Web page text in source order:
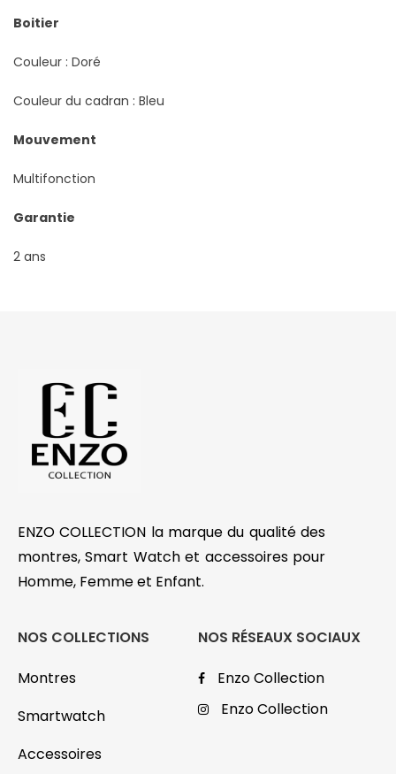
Boitier
Couleur : Doré
Couleur du cadran : Bleu
Mouvement
Multifonction
Garantie
2 ans
ENZO COLLECTION la marque du qualité des
montres, Smart Watch et accessoires pour
Homme, Femme et Enfant.
NOS COLLECTIONS
Montres
Smartwatch
Accessoires
NOS RÉSEAUX SOCIAUX
Enzo Collection
Enzo Collection